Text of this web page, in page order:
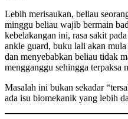
Lebih merisaukan, beliau
minggu beliau wajib bermain
kebelakangan ini, rasa sakit
ankle guard, buku lali akan
dan menyebabkan beliau tidak
mengganggu sehingga terpaksa
Masalah ini bukan sekadar
ada isu biomekanik yang lebih